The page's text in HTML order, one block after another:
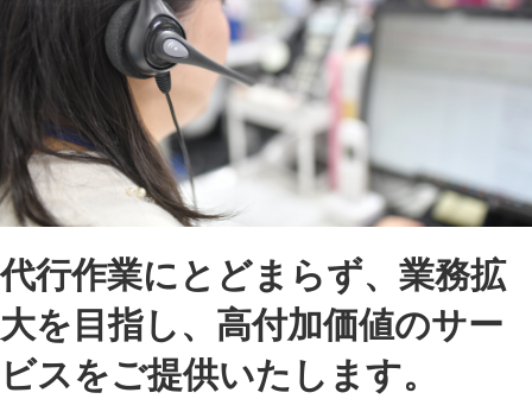
代行作業にとどまらず、業務拡
大を目指し、 高付加価値のサー
ビスをご提供いたします。